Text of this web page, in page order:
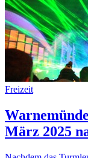
Freizeit
März 2025